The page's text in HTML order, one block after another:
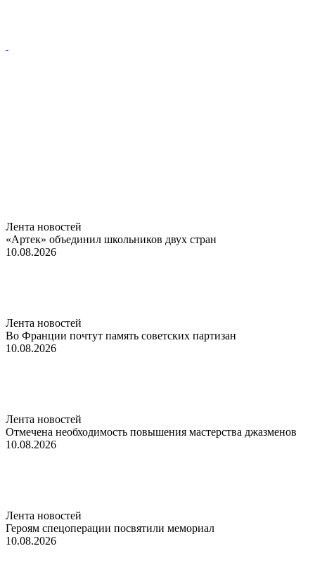
Лента новостей
«Артек» объединил школьников двух стран
10.08.2026
Лента новостей
Во Франции почтут память советских партизан
10.08.2026
Лента новостей
Отмечена необходимость повышения мастерства джазменов
10.08.2026
Лента новостей
Героям спецоперации посвятили мемориал
10.08.2026